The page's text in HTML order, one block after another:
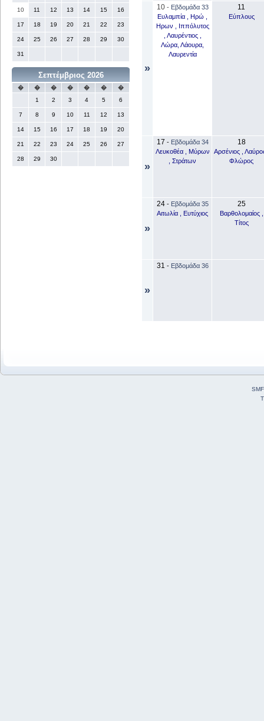
10 11 12 13 14 15 16
17 18 19 20 21 22 23
24 25 26 27 28 29 30
31
Σεπτέμβριος 2026
� � � � � �
�
1
2 3 4 5 6
7 8 9 10 11 12 13
14 15 16 17 18 19 20
21 22 23 24 25 26 27
28 29 30
»
10- Εβδομάδα 33
Ευλαμπία , Ηρώ ,
Ηρων , Ιππόλυτος
, Λαυρέντιος ,
Λώρα, Λάουρα,
Λαυρεντία
11
Εύπλους
»
17 - Εβδομάδα 34
Λευκοθέα , Μύρων
, Στράτων
18
Αρσένιος ,
Φλώρος
»
24- Εβδομάδα 35
Αιτωλία , Ευτύχιος
25
Βαρθολομαίος ,
Τίτος
»
31 - Εβδομάδα 36